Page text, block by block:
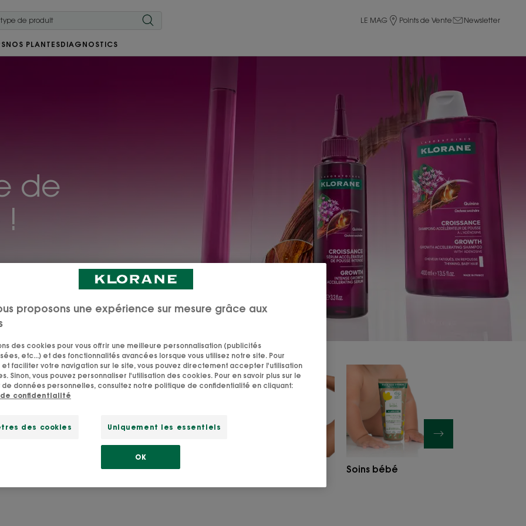
LE MAG Points de Vente Newsletter
NOS PLANTESDIAGNOSTICS
de
Routine
anti-
Routine anti-chute
Soins
visage
Soins visage
Shampoings
secs
Soins
bébé
Soins bébé
proposons une expérience sur mesure grâce aux
des cookies pour vous offrir une meilleure personnalisation (publicités
etc...) et des fonctionnalités avancées lorsque vous utilisez notre site. Pour
et faciliter votre navigation sur le site, vous pouvez directement accepter l'utilisation
Sinon, vous pouvez personnaliser l'utilisation des cookies. Pour en savoir plus sur le
données personnelles, consultez notre politique de confidentialité en cliquant:
confidentialité
des cookies Uniquement les essentiels
OK